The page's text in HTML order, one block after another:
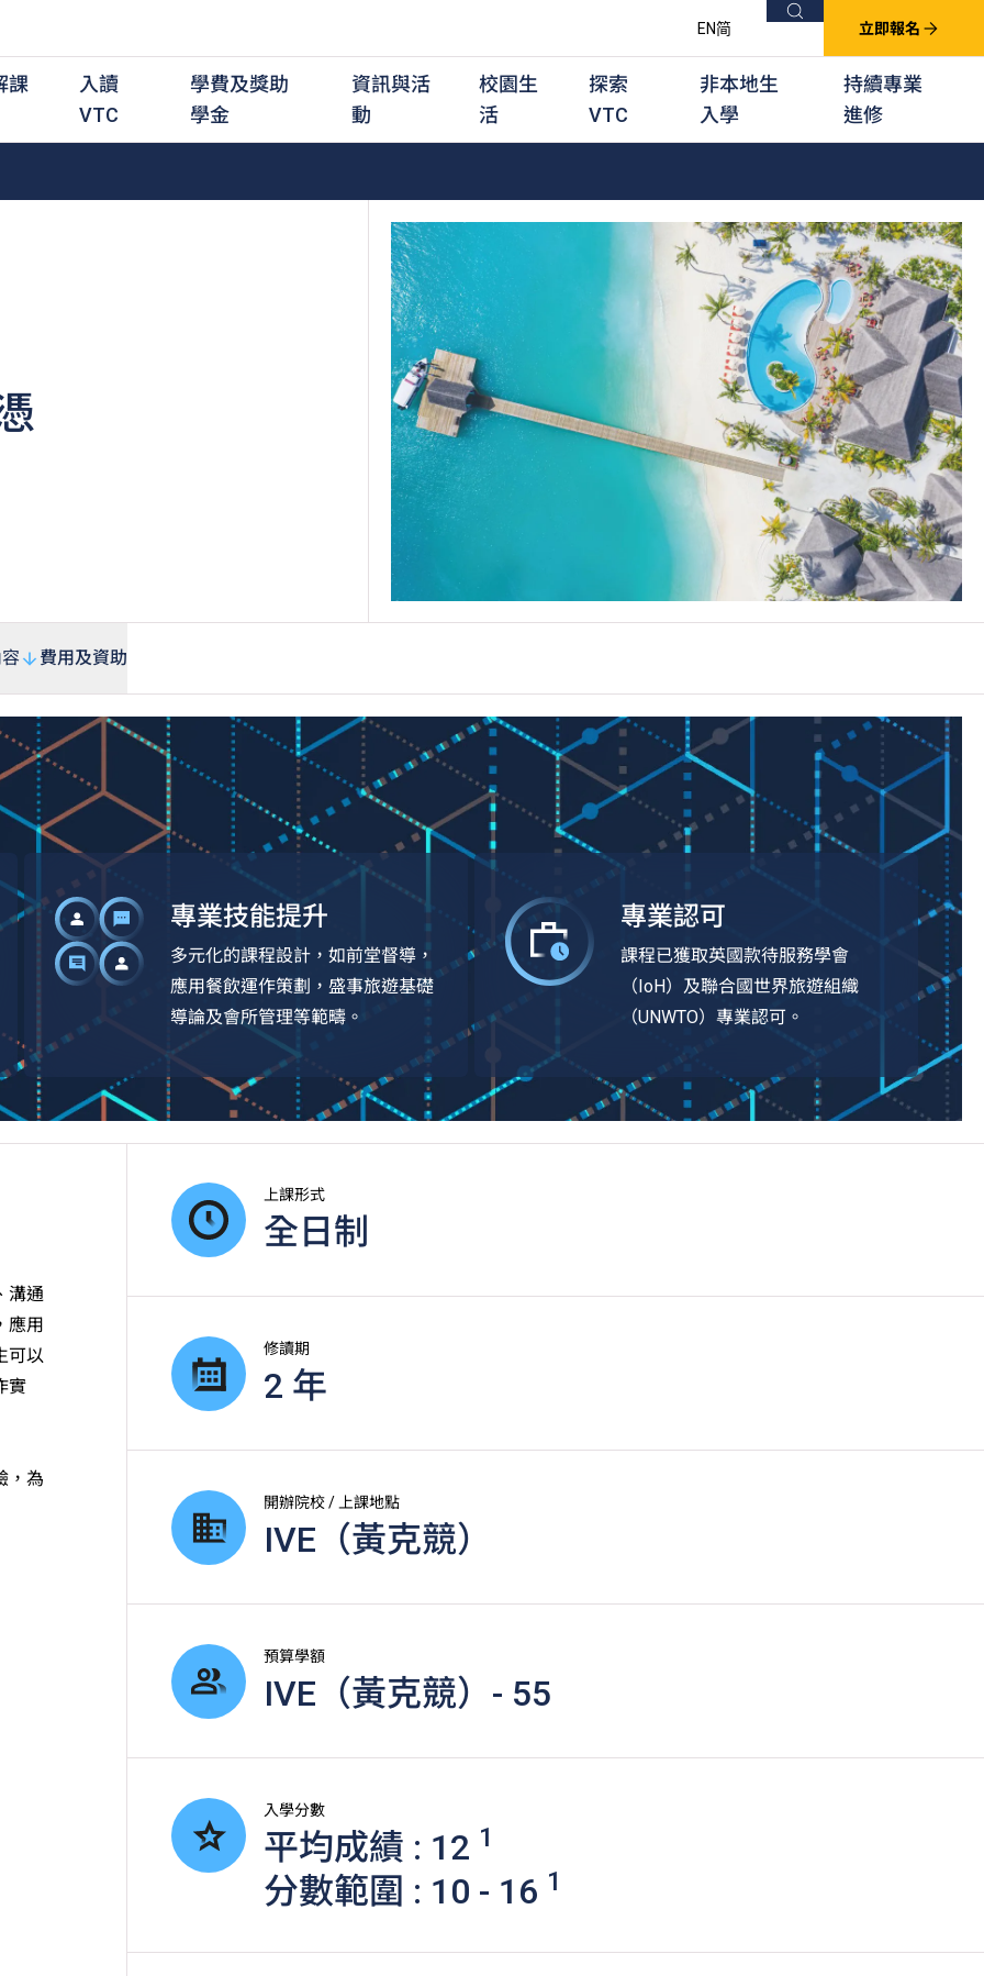
EN简 搜尋 立即報名
課
在職培訓課程學歷程度
學士學位
高級文憑
文憑
證書
其他課程
應用學習課程
社群培訓計劃
其他專業課程
專業考試及認可
學徒及其他訓練計劃
入讀
VTC
學費及獎助
學金
獎學金及獎勵計劃
資訊與活
動
校園生
活
探索
VTC
非本地生
入學
持續專業
進修
費用及資助
專業技能提升
多元化的課程設計，如前堂督導，
應用餐飲運作策劃，盛事旅遊基礎
導論及會所管理等範疇。
專業認可
課程已獲取英國款待服務學會
（IoH）及聯合國世界旅遊組織
（UNWTO）專業認可。
溝通
應用
可以
實
，為
上課形式
全日制
修讀期
2 年
開辦院校 / 上課地點
IVE（黃克競）
預算學額
IVE（黃克競）- 55
入學分數
平均成績 : 12 1
分數範圍 : 10 - 16 1